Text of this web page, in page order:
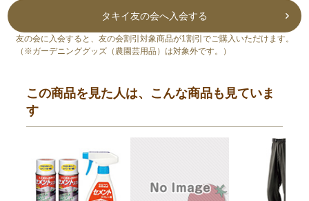
タキイ友の会へ入会する
友の会に入会すると、友の会割引対象商品が1割引でご購入いただけます。
（※ガーデニンググッズ（農園芸用品）は対象外です。）
この商品を見た人は、こんな商品も見ていま
す